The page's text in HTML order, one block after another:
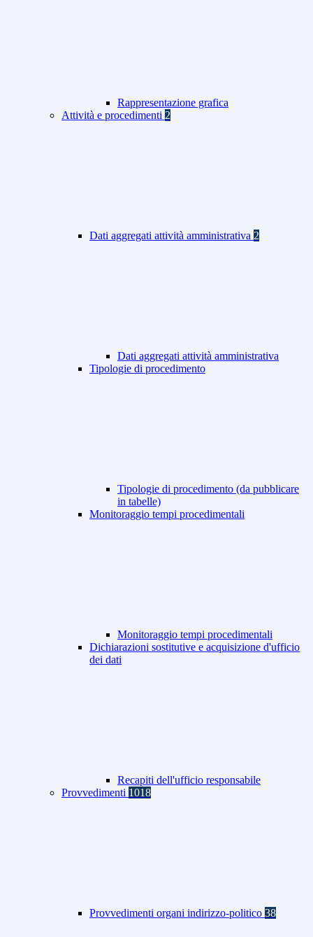
Rappresentazione grafica
Attività e procedimenti 2
Dati aggregati attività amministrativa 2
Dati aggregati attività amministrativa
Tipologie di procedimento
Tipologie di procedimento (da pubblicare
in tabelle)
Monitoraggio tempi procedimentali
Monitoraggio tempi procedimentali
Dichiarazioni sostitutive e acquisizione d'ufficio
dei dati
Recapiti dell'ufficio responsabile
Provvedimenti 1018
Provvedimenti organi indirizzo-politico 38